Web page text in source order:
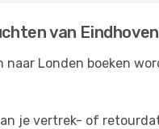
van
Londen boeken
je vertrek- of